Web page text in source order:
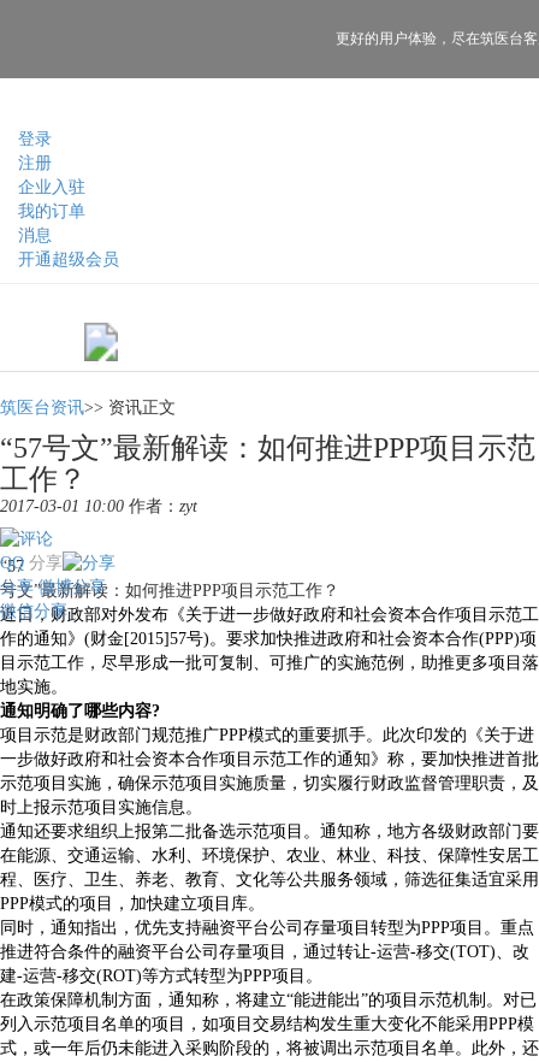
登录
注册
企业入驻
我的订单
消息
开通超级会员
更好的用户体验， 尽在筑医台
筑医台资讯>> 资讯正文
“57号文”最新解读：如何推进PPP项目示范
工作？
2017-03-01 10:00 作者： zyt
分享
QQ
分享 微博分享
微信分享
“57
号文”最新解读：如何推进PPP项目示范工作？
近日，财政部对外发布《关于进一步做好政府和社会资本合作项目示范工
作的通知》(财金[2015]57号)。要求加快推进政府和社会资本合作(PPP)项
目示范工作，尽早形成一批可复制、可推广的实施范例，助推更多项目落
地实施。
通知明确了哪些内容?
项目示范是财政部门规范推广PPP模式的重要抓手。此次印发的《关于进
一步做好政府和社会资本合作项目示范工作的通知》称，要加快推进首批
示范项目实施，确保示范项目实施质量，切实履行财政监督管理职责，及
时上报示范项目实施信息。
通知还要求组织上报第二批备选示范项目。通知称，地方各级财政部门要
在能源、交通运输、水利、环境保护、农业、林业、科技、保障性安居工
程、医疗、卫生、养老、教育、文化等公共服务领域，筛选征集适宜采用
PPP模式的项目，加快建立项目库。
同时，通知指出，优先支持融资平台公司存量项目转型为PPP项目。重点
推进符合条件的融资平台公司存量项目，通过转让-运营-移交(TOT)、改
建-运营-移交(ROT)等方式转型为PPP项目。
在政策保障机制方面，通知称，将建立“能进能出”的项目示范机制。对已
列入示范项目名单的项目，如项目交易结构发生重大变化不能采用PPP模
式，或一年后仍未能进入采购阶段的，将被调出示范项目名单。此外，还